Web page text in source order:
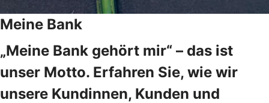
Meine Bank
„Meine Bank gehört mir“ – das ist
unser Motto. Erfahren Sie, wie wir
unsere Kundinnen, Kunden und